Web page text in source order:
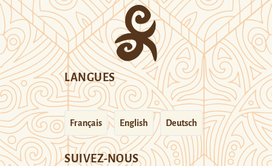
LANGUES
Français English Deutsch
SUIVEZ-NOUS